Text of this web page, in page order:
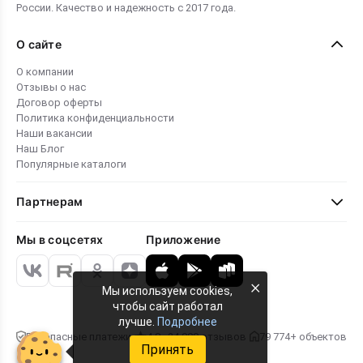
России. Качество и надежность с 2017 года.
О сайте
О компании
Отзывы о нас
Договор оферты
Политика конфиденциальности
Наши вакансии
Наш Блог
Популярные каталоги
Партнерам
Мы в соцсетях Приложение
Безопасные платежи 4.8 · 24 000 отзывов 79 774+ объектов
Мы используем cookies,
чтобы сайт работал
лучше. Подробнее
×
Принять